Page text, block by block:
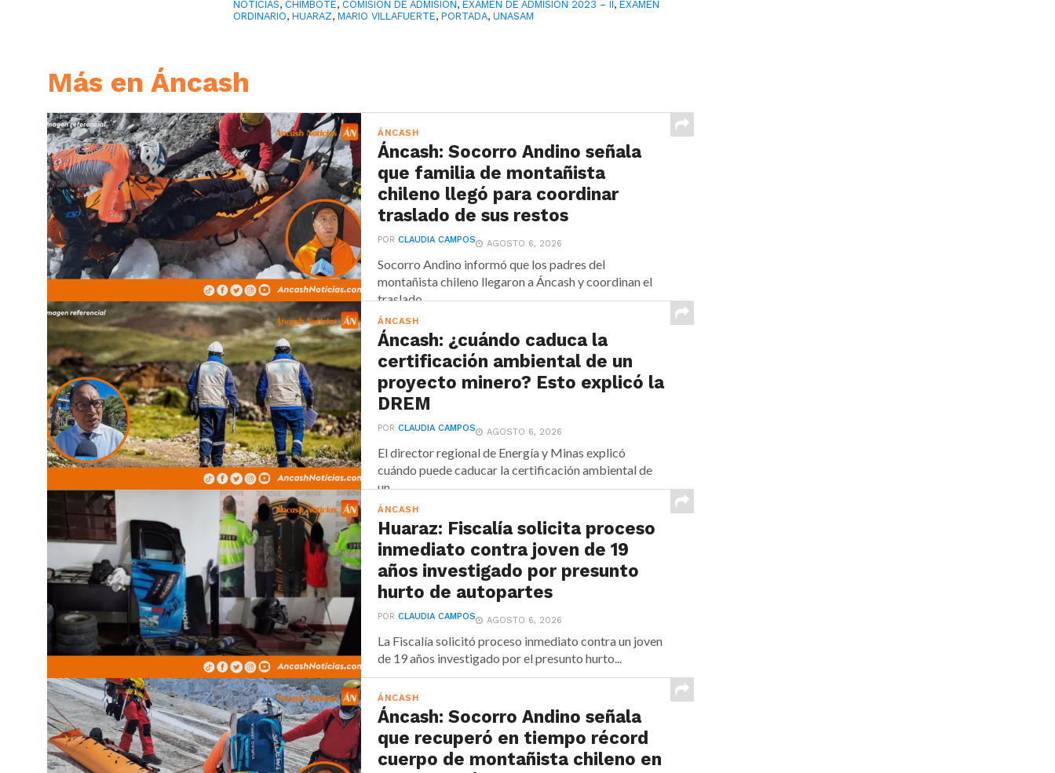
NOTICIAS, CHIMBOTE, COMISIÓN DE ADMISIÓN,EXAMEN DE ADMISIÓN 2023 – II,EXAMEN
ORDINARIO,HUARAZ,MARIO VILLAFUERTE,PORTADA,UNASAM
Más en Áncash
ÁNCASH
Áncash: Socorro Andino señala
que familia de montañista
chileno llegó para coordinar
traslado de sus restos
PORCLAUDIA CAMPOS AGOSTO 6, 2026
Socorro Andino informó que los padres del
montañista chileno llegaron a Áncash y coordinan el
traslado...
ÁNCASH
Áncash: ¿cuándo caduca la
certificación ambiental de un
proyecto minero? Esto explicó la
DREM
PORCLAUDIA CAMPOS AGOSTO 6, 2026
El director regional de Energía y Minas explicó
cuándo puede caducar la certificación ambiental de
un...
ÁNCASH
Huaraz: Fiscalía solicita proceso
inmediato contra joven de 19
años investigado por presunto
hurto de autopartes
PORCLAUDIA CAMPOS AGOSTO 6, 2026
La Fiscalía solicitó proceso inmediato contra un joven
de 19 años investigado por el presunto hurto...
ÁNCASH
Áncash: Socorro Andino señala
que recuperó en tiempo récord
cuerpo de montañista chileno en